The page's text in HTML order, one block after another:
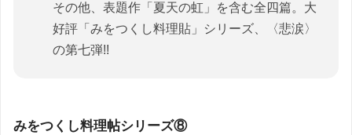
その他、表題作「夏天の虹」を含む全四篇。大
好評「みをつくし料理貼」シリーズ、〈悲涙〉
の第七弾!!
みをつくし料理帖シリーズ⑧